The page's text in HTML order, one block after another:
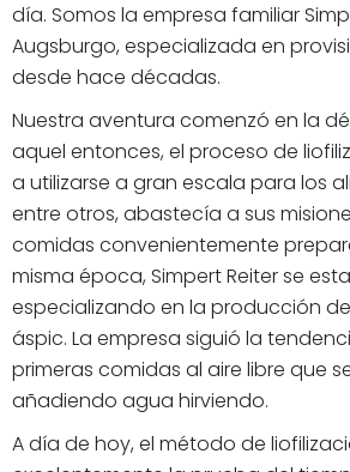
día. Somos la empresa familiar
Augsburgo, especializada en
desde hace décadas.
Nuestra aventura comenzó en la
aquel entonces, el proceso de
a utilizarse a gran escala para los
entre otros, abastecía a sus
comidas convenientemente
misma época, Simpert Reiter se
especializando en la producción
áspic. La empresa siguió la
primeras comidas al aire libre que
añadiendo agua hirviendo.
A día de hoy, el método de